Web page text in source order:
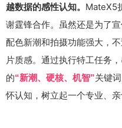
越数据的感性认知。 MateX5
谢霆锋合作。虽然还是为了
配色新潮和拍摄功能强大，
片质感。通过执行特工任务
的“新潮、硬核、机智”关键
怀认知，树立起一个专业、亲